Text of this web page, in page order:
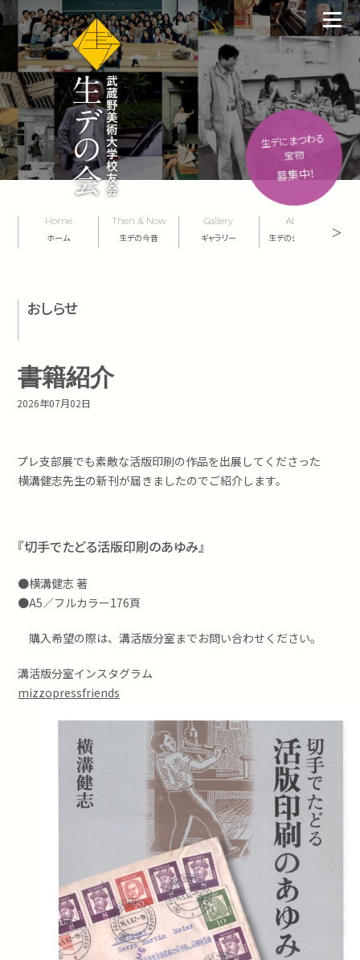
Home
ホーム
Then & Now
生デの今昔
Gallery
ギャラリー
About
生デの会について ＞
生デにまつわる
宝物
募集中！
おしらせ
書籍紹介
2026年07月02日
プレ支部展でも素敵な活版印刷の作品を出展してくださった
横溝健志先生の新刊が届きましたのでご紹介します。
『切手でたどる活版印刷のあゆみ』
●横溝健志 著
●A5／フルカラー176頁
購入希望の際は、溝活版分室までお問い合わせください。
溝活版分室インスタグラム
mizzopressfriends